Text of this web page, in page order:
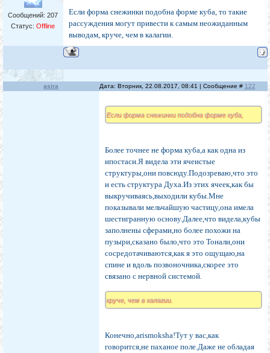
Сообщений: 207
Статус: Offline
Если форма снежинки подобна форме куба, то такие
рассуждения могут привести к самым неожиданным
выводам, круче, чем в калагии.
asira Дата: Вторник, 22.08.2017, 08:41 | Сообщение # 122
Если форма снежинки подобна форме куба,
Более точнее не форма куба,а как одна из
ипостаси.Я видела эти ячеистые
структуры,они повсюду.Подозреваю,что это
и есть структура Духа.Из этих ячеек,как бы
выкручиваясь,выходили кубы.Мне
показывали мельчайшую частицу,она имела
шестигранную основу.Далее,что видела,кубы
заполнены сферами,но более похожи на
пузыри,сказано было,что это Тонали,они
сосредотачиваются,как я это ощущаю,на
спине и вдоль позвоночника,скорее это
связано с нервной системой.
круче, чем в калагии.
Конечно,arismoksha!Тут у вас,как
говорится,не паханое поле.Даже не обладая